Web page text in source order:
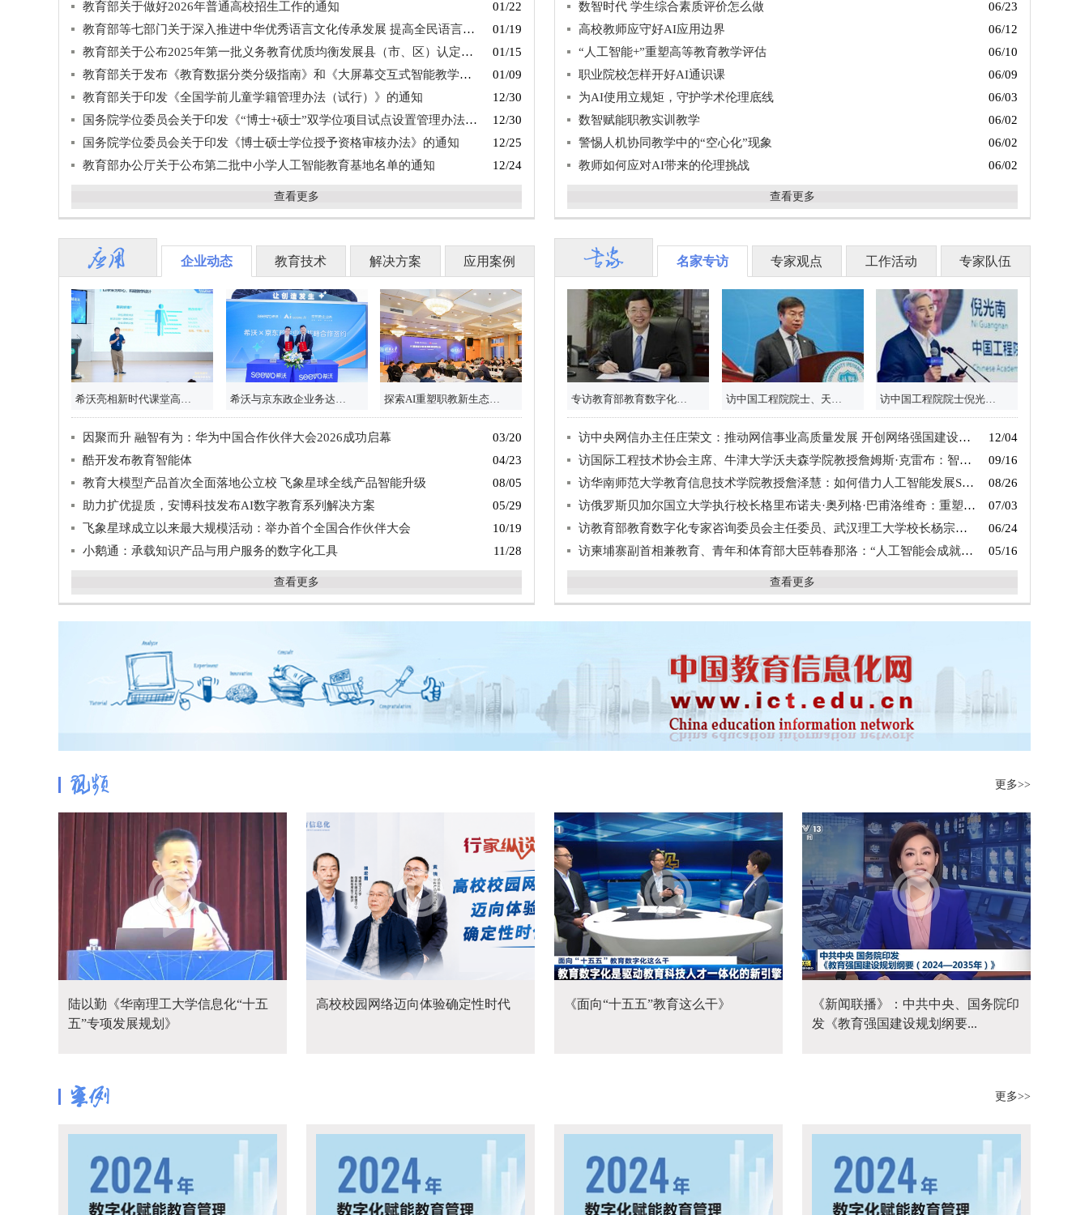
01/22
教育部关于做好2026年普通高校招生工作的通知
01/19
教育部等七部门关于深入推进中华优秀语言文化传承发展 提高全民语言文化素养的意见
01/15
教育部关于公布2025年第一批义务教育优质均衡发展县（市、区）认定结果的通知
01/09
教育部关于发布《教育数据分类分级指南》和《大屏幕交互式智能教学终端通用要求》两项教育行业标准的通知
12/30
教育部关于印发《全国学前儿童学籍管理办法（试行）》的通知
12/30
国务院学位委员会关于印发《“博士+硕士”双学位项目试点设置管理办法》的通知
12/25
国务院学位委员会关于印发《博士硕士学位授予资格审核办法》的通知
12/24
教育部办公厅关于公布第二批中小学人工智能教育基地名单的通知
查看更多
06/23
数智时代 学生综合素质评价怎么做
06/12
高校教师应守好AI应用边界
06/10
“人工智能+”重塑高等教育教学评估
06/09
职业院校怎样开好AI通识课
06/03
为AI使用立规矩，守护学术伦理底线
06/02
数智赋能职教实训教学
06/02
警惕人机协同教学中的“空心化”现象
06/02
教师如何应对AI带来的伦理挑战
查看更多
企业动态 教育技术 解决方案 应用案例
希沃亮相新时代课堂高质量发展论坛 希沃与京东政企业务达成战略合作 共绘 “AI + 教育” 产教融合新图景 探索AI重塑职教新生态：清华领衔开题，华为注入“产业活水”
03/20
因聚而升 融智有为：华为中国合作伙伴大会2026成功启幕
04/23
酷开发布教育智能体
08/05
教育大模型产品首次全面落地公立校 飞象星球全线产品智能升级
05/29
助力扩优提质，安博科技发布AI数字教育系列解决方案
10/19
飞象星球成立以来最大规模活动：举办首个全国合作伙伴大会
11/28
小鹅通：承载知识产品与用户服务的数字化工具
查看更多
名家专访 专家观点 工作活动 专家队伍
专访教育部教育数字化专家咨询委员会主任委员、武汉理工大学校长杨宗凯：智能时代高校人才培养的新使命 访中国工程院院士、天津大学校长金东寒：探索国际工程教育的“中国方案” 访中国工程院院士倪光南：拥抱开源,为共建人类命运共同体作出贡献
12/04
访中央网信办主任庄荣文：推动网信事业高质量发展 开创网络强国建设新局面（权威访谈·学习贯彻党的二十届四中全会精神）
09/16
访国际工程技术协会主席、牛津大学沃夫森学院教授詹姆斯·克雷布：智能时代STEM教育如何发力
08/26
访华南师范大学教育信息技术学院教授詹泽慧：如何借力人工智能发展STEM教育
07/03
访俄罗斯贝加尔国立大学执行校长格里布诺夫·奥列格·巴甫洛维奇：重塑“数字一代”
06/24
访教育部教育数字化专家咨询委员会主任委员、武汉理工大学校长杨宗凯：STEM教育如何拥抱人工智能
05/16
访柬埔寨副首相兼教育、青年和体育部大臣韩春那洛：“人工智能会成就未来的教育”
查看更多
更多>>
陆以勤《华南理工大学信息化“十五
五”专项发展规划》
高校校园网络迈向体验确定性时代 《面向“十五五”教育这么干》
《新闻联播》：中共中央、国务院印
发《教育强国建设规划纲要...
更多>>